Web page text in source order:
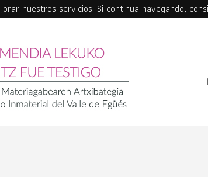
nuestros servicios. Si continua navegando,